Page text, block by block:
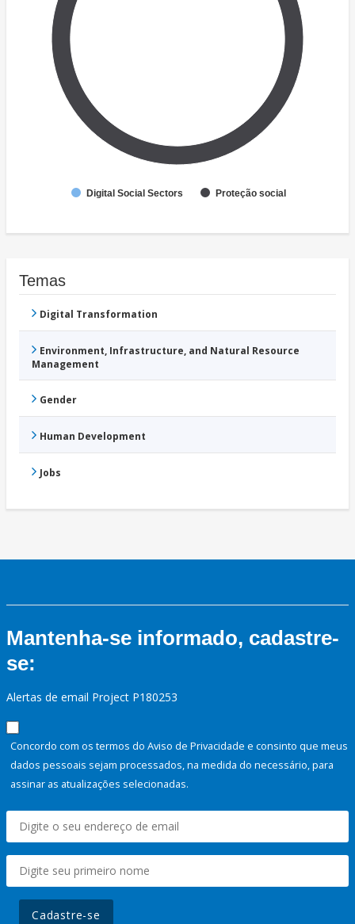
Digital Social Sectors Proteção social
Temas
Digital Transformation
Environment, Infrastructure, and Natural Resource
Management
Gender
Human Development
Jobs
Mantenha-se informado, cadastre-
se:
Alertas de email Project P180253
Concordo com os termos do Aviso de Privacidade e consinto que meus
dados pessoais sejam processados, na medida do necessário, para
assinar as atualizações selecionadas.
Cadastre-se